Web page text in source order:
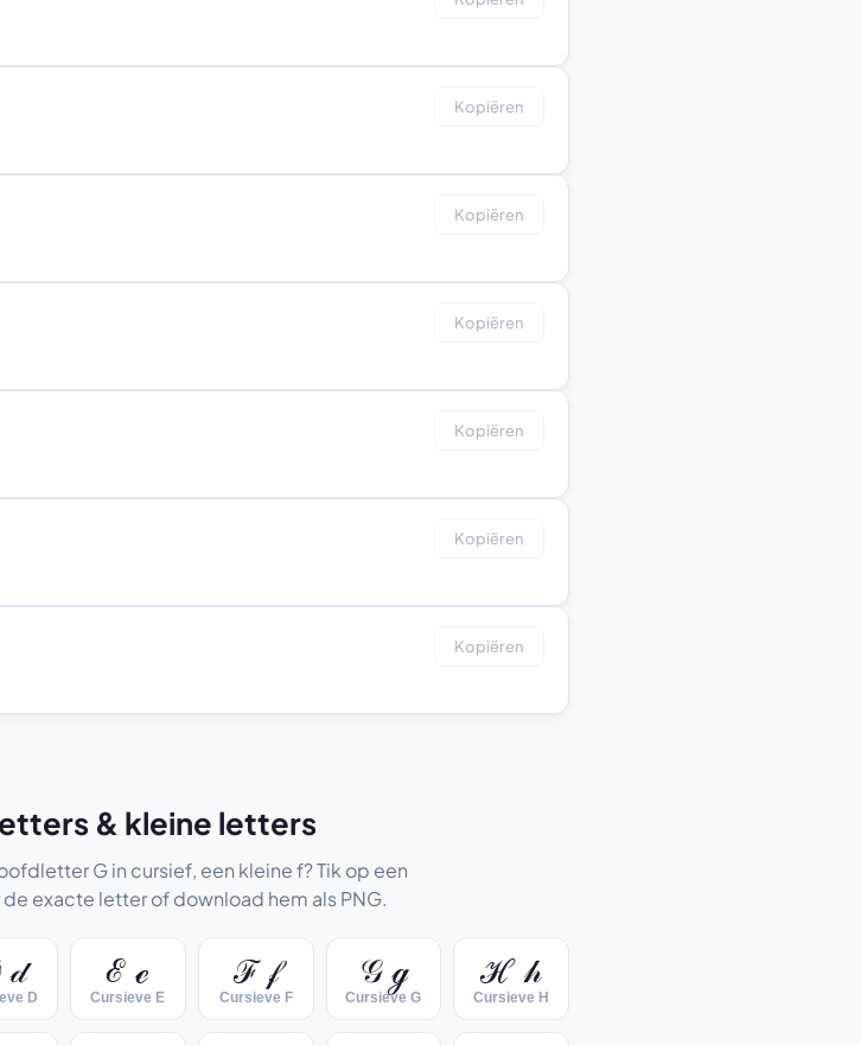
Kopiëren
Kopiëren
Kopiëren
Kopiëren
Kopiëren
Kopiëren
& kleine letters
G in cursief, een kleine f? Tik op een
exacte letter of download hem als PNG.
𝒹
D
ℰ ℯ
Cursieve E
ℱ 𝒻
Cursieve F
𝒢 ℊ
Cursieve G
ℋ 𝒽
Cursieve H